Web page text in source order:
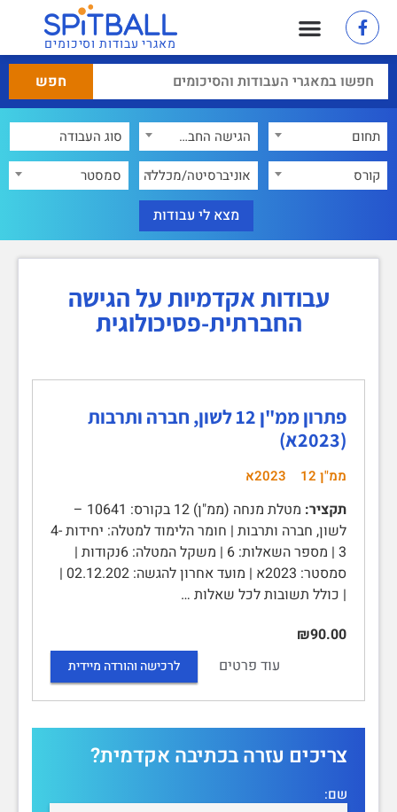
מאגרי עבודות וסיכומים
תחום
הגישה החברתית-פסיכולוגית
קורס
אוניברסיטה/מכללה סמסטר
עבודות אקדמיות על הגישה
החברתית-פסיכולוגית
פתרון ממ"ן 12 לשון, חברה ותרבות
(2023א)
ממ"ן 12 2023א
תקציר:
מטלת מנחה (ממ"ן) 12 בקורס: 10641 –
לשון, חברה ותרבות | חומר הלימוד למטלה: יחידות 4-
3 | מספר השאלות: 6 | משקל המטלה: 6נקודות |
סמסטר: 2023א | מועד אחרון להגשה: 02.12.202 |
| כולל תשובות לכל שאלות …
₪90.00
עוד פרטים
לרכישה והורדה מיידית
צריכים עזרה בכתיבה אקדמית?
שם: